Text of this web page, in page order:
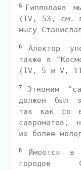
5
Гипполаев
(IV, 53, см.
мысу
6
Алектор
также в
(IV, 5 и V,
7
Этноним
должен был
так как со
савроматов,
их более
8
Имеется в
городов